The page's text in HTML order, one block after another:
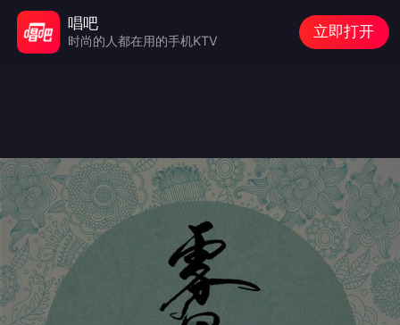
唱吧
时尚的人都在用的手机KTV
立即打开